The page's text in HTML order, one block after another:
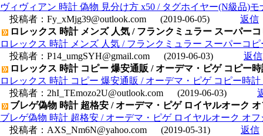
ヴィヴィアン 時計 偽物 見分け方 x50 / タグホイヤー(N級品)モ
投稿者： Fy_xMjg39@outlook.com (2019-06-05)
返信
ロレックス 時計 メンズ 人気 / フランクミュラー スーパー
ロレックス 時計 メンズ 人気 / フランクミュラー スーパーコ
投稿者： P14_umgSYH@gmail.com (2019-06-03)
返信
ロレックス 時計 コピー 爆安通販 / オーデマ・ピゲ コピー
ロレックス 時計 コピー 爆安通販 / オーデマ・ピゲ コピー時
投稿者： 2hI_TEmozo2U@outlook.com (2019-06-03)
ブレゲ偽物 時計 超格安 / オーデマ・ピゲ ロイヤルオーク
ブレゲ偽物 時計 超格安 / オーデマ・ピゲ ロイヤルオーク オフ
投稿者： AXS_Nm6N@yahoo.com (2019-05-31)
返信